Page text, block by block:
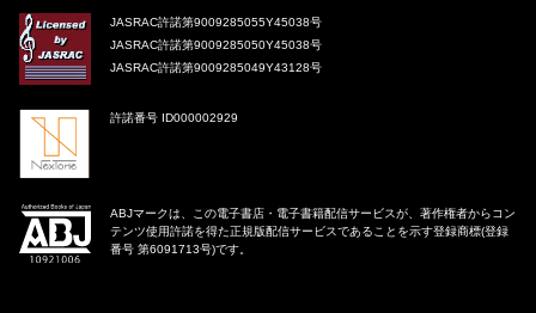
JASRAC許諾第9009285055Y45038号
JASRAC許諾第9009285050Y45038号
JASRAC許諾第9009285049Y43128号
許諾番号 ID000002929
ABJマークは、この電子書店・電子書籍配信サービスが、著作権者からコン
テンツ使用許諾を得た正規版配信サービスであることを示す登録商標(登録
番号 第6091713号)です。